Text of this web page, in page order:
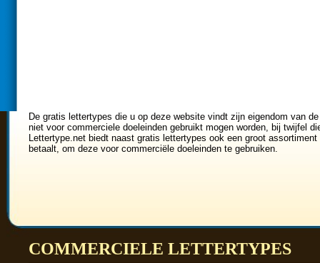
De gratis lettertypes die u op deze website vindt zijn eigendom van
niet voor commerciele doeleinden gebruikt mogen worden, bij twijfel
Lettertype.net biedt naast gratis lettertypes ook een groot
betaalt, om deze voor commerciële doeleinden te gebruiken.
COMMERCIELE LETTERTYPES